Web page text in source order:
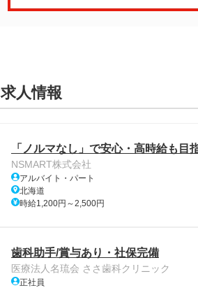
求人情報
「ノルマなし」で安心・高時給も
NSMART株式会社
アルバイト・パート
北海道
時給1,200円～2,500円
歯科助手/賞与あり・社保完備
医療法人名琉会 ささ歯科クリニック
正社員